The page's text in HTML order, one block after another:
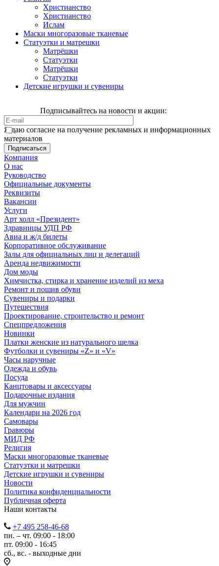
Христианство
Христианство
Ислам
Маски многоразовые тканевые
Статуэтки и матрешки
Матрёшки
Статуэтки
Матрёшки
Статуэтки
Детские игрушки и сувениры
Подписывайтесь на новости и акции:
Я даю согласие на получение рекламных и информационных
материалов
Компания
О нас
Руководство
Официальные документы
Реквизиты
Вакансии
Услуги
Арт холл «Президент»
Здравницы УДП РФ
Авиа и ж/д билеты
Корпоративное обслуживание
Залы для официальных лиц и делегаций
Аренда недвижимости
Дом моды
Химчистка, стирка и хранение изделий из меха
Ремонт и пошив обуви
Сувениры и подарки
Путешествия
Проектирование, строительство и ремонт
Спецпредложения
Новинки
Платки женские из натурального шелка
Футболки и сувениры «Z» и «V»
Часы наручные
Одежда и обувь
Посуда
Канцтовары и аксессуары
Подарочные издания
Для мужчин
Календари на 2026 год
Самовары
Гравюры
МИД РФ
Религия
Маски многоразовые тканевые
Статуэтки и матрешки
Детские игрушки и сувениры
Новости
Политика конфиденциальности
Публичная оферта
Наши контакты
+7 495 258-46-68
пн. – чт. 09:00 - 18:00
пт. 09:00 - 16:45
сб., вс. - выходные дни